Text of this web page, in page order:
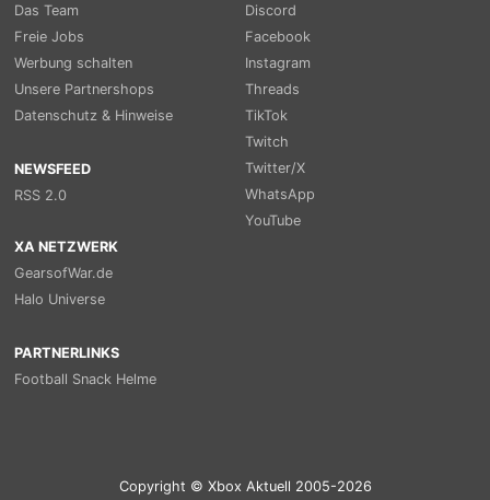
Das Team
Freie Jobs
Werbung schalten
Unsere Partnershops
Datenschutz & Hinweise
NEWSFEED
RSS 2.0
Discord
Facebook
Instagram
Threads
TikTok
Twitch
Twitter/X
WhatsApp
YouTube
XA NETZWERK
GearsofWar.de
Halo Universe
PARTNERLINKS
Football Snack Helme
Copyright © Xbox Aktuell 2005-2026